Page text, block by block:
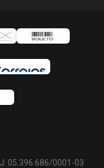
05.396.686/0001-03